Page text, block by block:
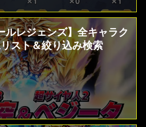
スト＆絞り込み検索